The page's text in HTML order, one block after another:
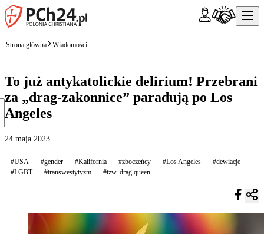
Strona główna Wiadomości
To już antykatolickie delirium! Przebrani
za „drag-zakonnice” paradują po Los
Angeles
24 maja 2023
#USA #gender #Kalifornia #zboczeńcy #Los Angeles
#dewiacje
#LGBT
#transwestytyzm #tzw. drag queen